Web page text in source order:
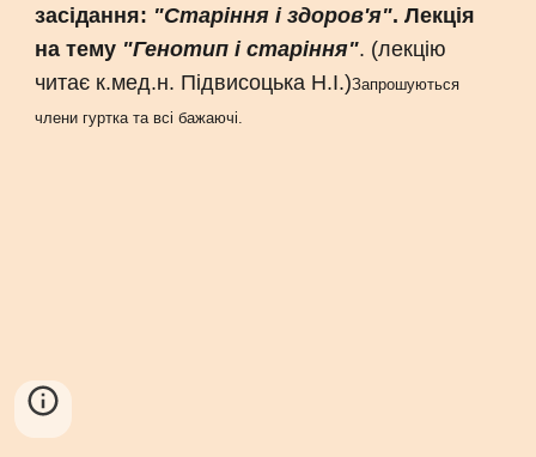
засідання: "Старіння і здоров'я". Лекція
на тему "Генотип і старіння". (лекцію
читає к.мед.н. Підвисоцька Н.І.)Запрошуються
члени гуртка та всі бажаючі.